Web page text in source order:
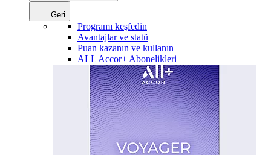
Geri
Programı keşfedin
Avantajlar ve statü
Puan kazanın ve kullanın
ALL Accor+ Abonelikleri